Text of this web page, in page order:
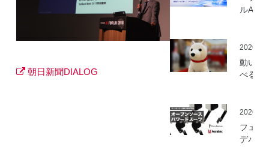
朝日新聞DIALOG
ルAI実
動いて
べる「
ロボッ
（バル
ロボッ
ト）」
フェア
デバイ